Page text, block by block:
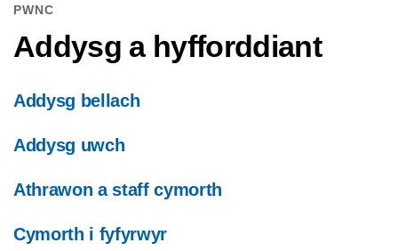
PWNC
Addysg a hyfforddiant
Addysg bellach
Addysg uwch
Athrawon a staff cymorth
Cymorth i fyfyrwyr